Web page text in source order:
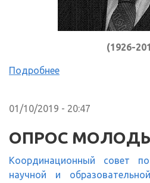
(1926-
Подробнее
01/10/2019 - 20:47
ОПРОС
Координационный совет
научной и